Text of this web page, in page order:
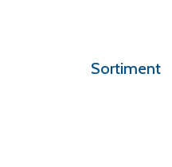
Sortiment